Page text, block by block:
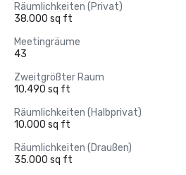
Räumlichkeiten (Privat)
38.000 sq ft
Meetingräume
43
Zweitgrößter Raum
10.490 sq ft
Räumlichkeiten (Halbprivat)
10.000 sq ft
Räumlichkeiten (Draußen)
35.000 sq ft